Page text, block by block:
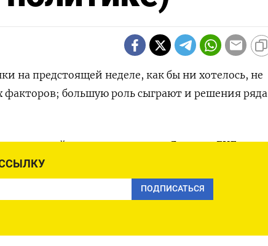
ПОДПИСАТЬСЯ
на предстоящей неделе, как бы ни хотелось, не
факторов; большую роль сыграют и решения ряда
пройдут в воскресенье в Японии, ЕЦБ
летним отпуском, остается в центре
Дональда Трампа в адрес главы Федрезерва.
ЦБ Турции, проводящего заседание на фоне